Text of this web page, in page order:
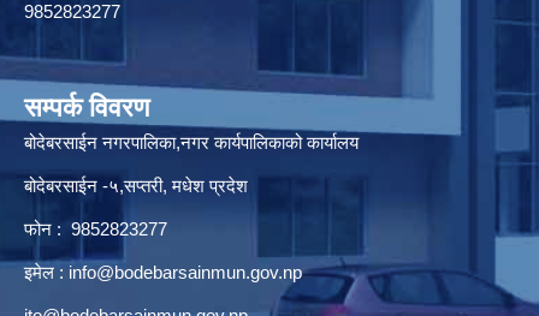
9852823277
सम्पर्क विवरण
बोदेबरसाईन नगरपालिका,नगर कार्यपालिकाको कार्यालय
बोदेबरसाईन -५,सप्तरी, मधेश प्रदेश
फोन : 9852823277
इमेल : info@bodebarsainmun.gov.np